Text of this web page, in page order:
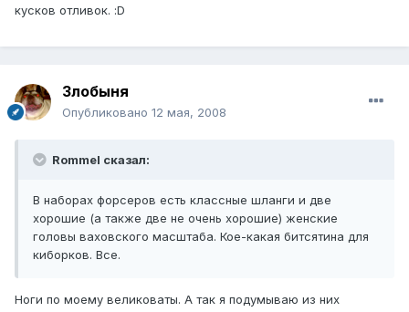
кусков отливок. :D
Злобыня
Опубликовано 12 мая, 2008
Rommel сказал:
В наборах форсеров есть классные шланги и две
хорошие (а также две не очень хорошие) женские
головы ваховского масштаба. Кое-какая битсятина для
киборков. Все.
Ноги по моему великоваты. А так я подумываю из них